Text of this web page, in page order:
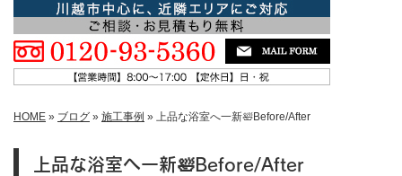
HOME » ブログ » 施工事例 » 上品な浴室へ一新🛀Before/After
上品な浴室へ一新🛀Before/After